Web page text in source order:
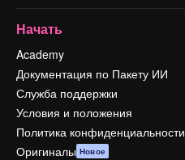
Начать
Academy
Документация по Пакету ИИ
Служба поддержки
Условия и положения
Политика конфиденциальности
Оригиналы Новое